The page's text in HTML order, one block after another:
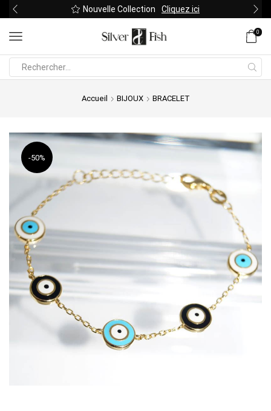
Nouvelle Collection Cliquez ici
0
Accueil BIJOUX BRACELET
-50%